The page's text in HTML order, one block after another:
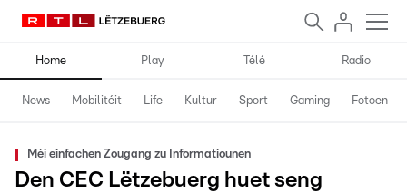
Home Play Télé Radio
News Mobilitéit Life Kultur Sport Gaming Fotoen
Méi einfachen Zougang zu Informatiounen
Den CEC Lëtzebuerg huet seng